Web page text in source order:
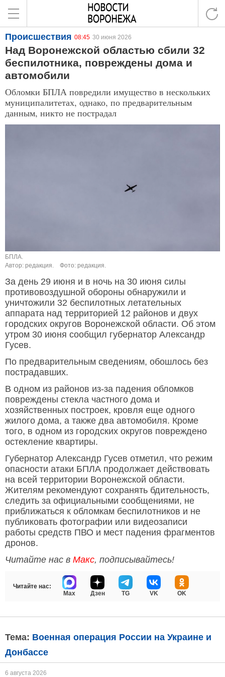
Происшествия 08:45 30 июня 2026
Над Воронежской областью сбили 32
беспилотника, повреждены дома и
автомобили
Обломки БПЛА повредили имущество в нескольких
муниципалитетах, однако, по предварительным
данным, никто не пострадал
БПЛА.
Автор: редакция.
Фото: редакция.
За день 29 июня и в ночь на 30 июня силы
противовоздушной обороны обнаружили и
уничтожили 32 беспилотных летательных
аппарата над территорией 12 районов и двух
городских округов Воронежской области. Об этом
утром 30 июня сообщил губернатор Александр
Гусев.
По предварительным сведениям, обошлось без
пострадавших.
В одном из районов из-за падения обломков
повреждены стекла частного дома и
хозяйственных построек, кровля еще одного
жилого дома, а также два автомобиля. Кроме
того, в одном из городских округов повреждено
остекление квартиры.
Губернатор Александр Гусев отметил, что режим
опасности атаки БПЛА продолжает действовать
на всей территории Воронежской области.
Жителям рекомендуют сохранять бдительность,
следить за официальными сообщениями, не
приближаться к обломкам беспилотников и не
публиковать фотографии или видеозаписи
работы средств ПВО и мест падения фрагментов
дронов.
Читайте нас в Макс, подписывайтесь!
Читайте нас:
Max
Дзен TG VK OK
Тема: Военная операция России на Украине и
Донбассе
6 августа 2026